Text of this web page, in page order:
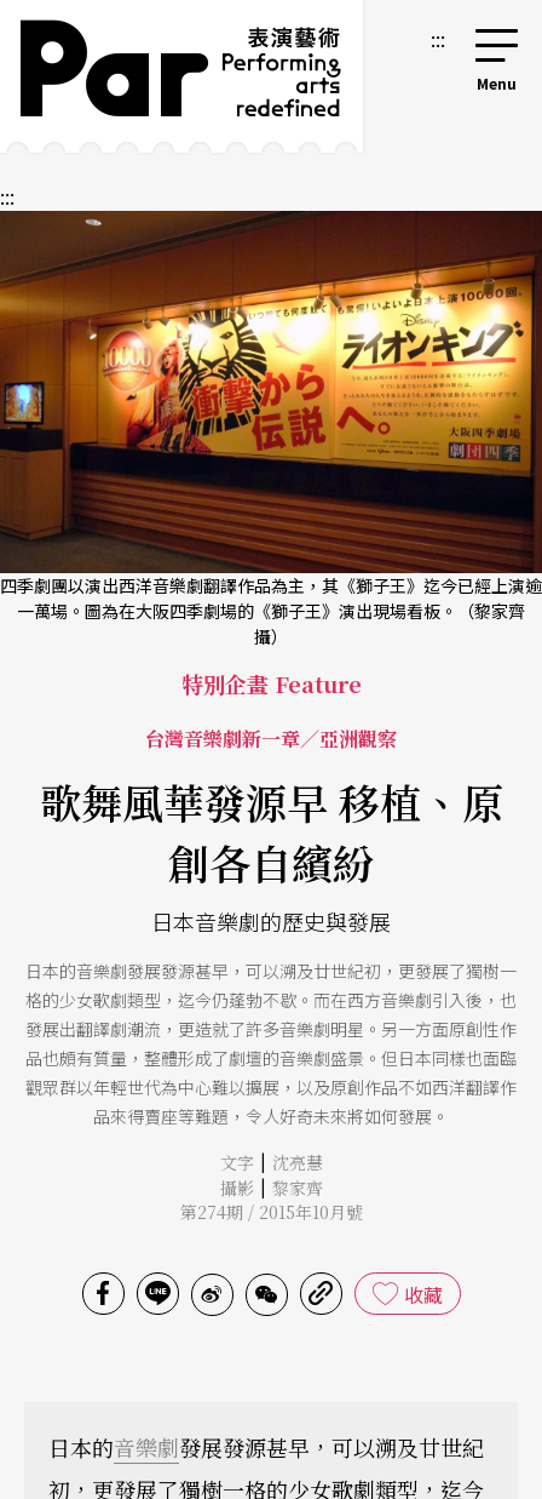
跳到主要內容區塊
網站導覽 :::
:::
四季劇團以演出西洋音樂劇翻譯作品為主，其《獅子王》迄今已經上演逾
一萬場。圖為在大阪四季劇場的《獅子王》演出現場看板。（黎家齊
攝）
特別企畫 Feature
台灣音樂劇新一章／亞洲觀察
歌舞風華發源早 移植、原
創各自繽紛
日本音樂劇的歷史與發展
日本的音樂劇發展發源甚早，可以溯及廿世紀初，更發展了獨樹一
格的少女歌劇類型，迄今仍蓬勃不歇。而在西方音樂劇引入後，也
發展出翻譯劇潮流，更造就了許多音樂劇明星。另一方面原創性作
品也頗有質量，整體形成了劇壇的音樂劇盛景。但日本同樣也面臨
觀眾群以年輕世代為中心難以擴展，以及原創作品不如西洋翻譯作
品來得賣座等難題，令人好奇未來將如何發展。
文字 | 沈亮慧
攝影 | 黎家齊
第274期 / 2015年10月號
收藏
日本的音樂劇發展發源甚早，可以溯及廿世紀
初，更發展了獨樹一格的少女歌劇類型，迄今